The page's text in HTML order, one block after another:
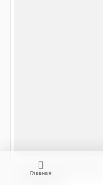
Главная